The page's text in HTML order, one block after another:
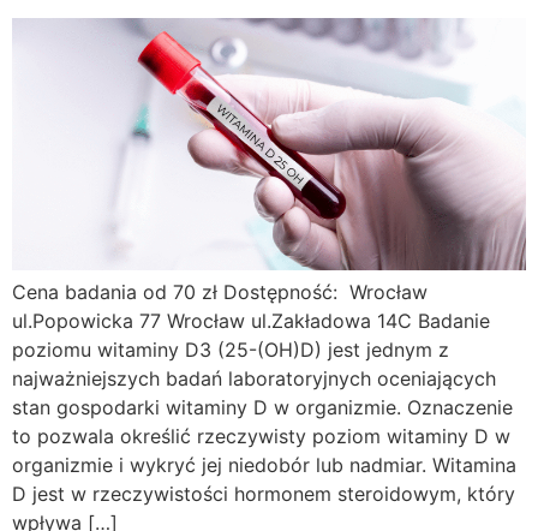
Cena badania od 70 zł Dostępność: Wrocław
ul.Popowicka 77 Wrocław ul.Zakładowa 14C Badanie
poziomu witaminy D3 (25-(OH)D) jest jednym z
najważniejszych badań laboratoryjnych oceniających
stan gospodarki witaminy D w organizmie. Oznaczenie
to pozwala określić rzeczywisty poziom witaminy D w
organizmie i wykryć jej niedobór lub nadmiar. Witamina
D jest w rzeczywistości hormonem steroidowym, który
wpływa […]